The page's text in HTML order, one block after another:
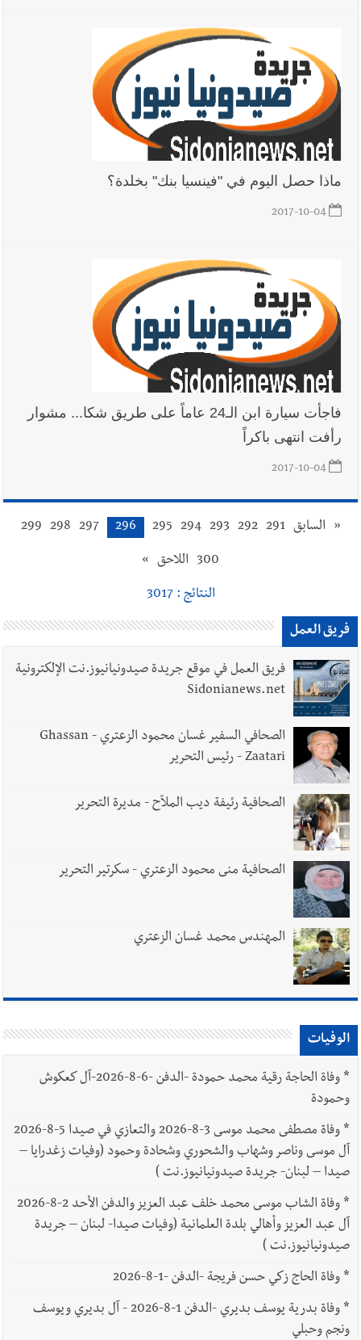
ماذا حصل اليوم في "فينسيا بنك" بخلدة؟
2017-10-04
فاجأت سيارة ابن الـ24 عاماً على طريق شكا... مشوار
رأفت انتهى باكراً
2017-10-04
« السابق 291
292
293
294
295
296
297
298
299
300 اللاحق »
النتائج : 3017
فريق العمل
فريق العمل في موقع جريدة صيدونيانيوز.نت الإلكترونية
Sidonianews.net
الصحافي السفير غسان محمود الزعتري - Ghassan
Zaatari - رئيس التحرير
الصحافية رئيفة ديب الملاّح - مديرة التحرير
الصحافية منى محمود الزعتري - سكرتير التحرير
المهندس محمد غسان الزعتري
الوفيات
*
وفاة الحاجة رقية محمد حمودة -الدفن -6-8-2026-آل كعكوش
وحمودة
*
وفاة مصطفى محمد موسى 3-8-2026 والتعازي في صيدا 5-8-2026
آل موسى وناصر وشهاب والشحوري وشحادة وحمود (وفيات زغدرايا –
صيدا – لبنان- جريدة صيدونيانيوز.نت )
*
وفاة الشاب موسى محمد خلف عبد العزيز والدفن الأحد 2-8-2026
آل عبد العزيز وأهالي بلدة العلمانية (وفيات صيدا- لبنان – جريدة
صيدونيانيوز.نت )
*وفاة الحاج زكي حسن فريجة -الدفن -1-8-2026
*
وفاة بدرية يوسف بديري -الدفن 1-8-2026 - آل بديري ويوسف
ونجم وحبلي